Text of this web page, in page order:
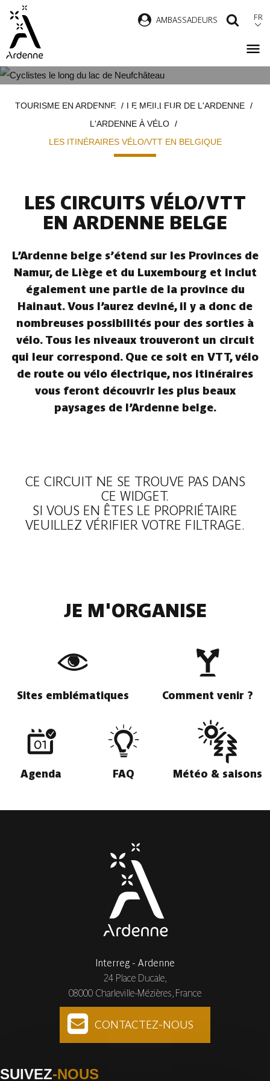
contenu
principal
AMBASSADEURS FR
BELGIQUE
d'ArianeTOURISME EN ARDENNE
LE MEILLEUR DE L'ARDENNE
L'ARDENNE À VÉLO
LES ITINÉRAIRES VÉLO/VTT EN BELGIQUE
LES CIRCUITS VÉLO/VTT
EN ARDENNE BELGE
L’Ardenne belge s’étend sur les Provinces de
Namur, de Liège et du Luxembourg et inclut
également une partie de la province du
Hainaut. Vous l’aurez deviné, il y a donc de
nombreuses possibilités pour des sorties à
vélo. Tous les niveaux trouveront un circuit
qui leur correspond. Que ce soit en VTT, vélo
de route ou vélo électrique, nos itinéraires
vous feront découvrir les plus beaux
paysages de l’Ardenne belge.
CE CIRCUIT NE SE TROUVE PAS DANS
CE WIDGET.
SI VOUS EN ÊTES LE PROPRIÉTAIRE
VEUILLEZ VÉRIFIER VOTRE FILTRAGE.
JE M'ORGANISE
Sites emblématiques Comment venir ?
Agenda FAQ Météo & saisons
Interreg - Ardenne
24 Place Ducale,
08000 Charleville-Mézières, France
CONTACTEZ-NOUS
SUIVEZ-NOUS